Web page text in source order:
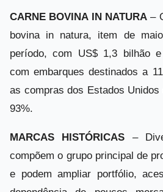
CARNE BOVINA IN NATURA –
bovina in natura, item de
período, com US$ 1,3 bilhão
com embarques destinados a
as compras dos Estados
93%.
MARCAS HISTÓRICAS –
compõem o grupo principal de
e podem ampliar portfólio,